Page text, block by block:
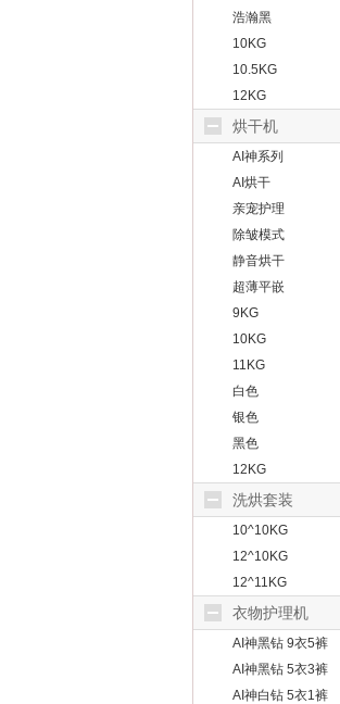
浩瀚黑
10KG
10.5KG
12KG
烘干机
AI神系列
AI烘干
亲宠护理
除皱模式
静音烘干
超薄平嵌
9KG
10KG
11KG
白色
银色
黑色
12KG
洗烘套装
10^10KG
12^10KG
12^11KG
衣物护理机
AI神黑钻 9衣5裤
AI神黑钻 5衣3裤
AI神白钻 5衣1裤